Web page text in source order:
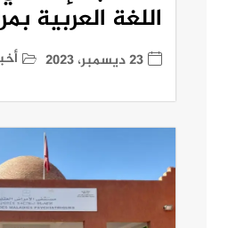
اللغة العربية
23 ديسمبر، 2023